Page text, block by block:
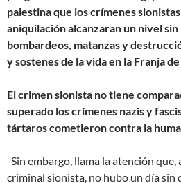
palestina que los crímenes
aniquilación alcanzaran un nivel
bombardeos, matanzas y
y sostenes de la vida en la Franja
El crimen sionista no tiene
superado los crímenes nazis y
tártaros cometieron contra la
-Sin embargo, llama la atención que,
criminal sionista, no hubo un día sin